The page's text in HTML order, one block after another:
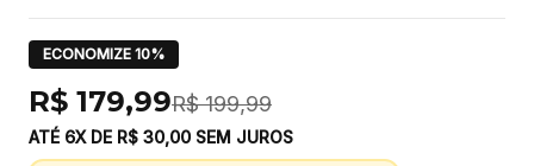
ECONOMIZE 10%
R$ 179,99R$ 199,99
ATÉ 6X DE R$ 30,00 SEM JUROS